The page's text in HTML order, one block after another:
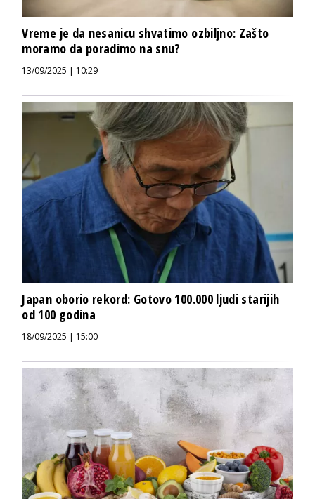
Vreme je da nesanicu shvatimo ozbiljno: Zašto
moramo da poradimo na snu?
13/09/2025 | 10:29
Japan oborio rekord: Gotovo 100.000 ljudi starijih
od 100 godina
18/09/2025 | 15:00